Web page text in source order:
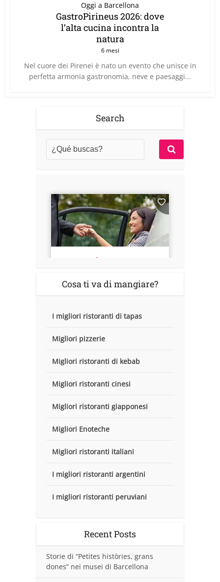
Oggi a Barcellona
GastroPirineus 2026: dove
l’alta cucina incontra la
natura
6 mesi
Nel cuore dei Pirenei è nato un evento che unisce in
perfetta armonia gastronomia, neve e paesaggi...
Search
Cosa ti va di mangiare?
I migliori ristoranti di tapas
Migliori pizzerie
Migliori ristoranti di kebab
Migliori ristoranti cinesi
Migliori ristoranti giapponesi
Migliori Enoteche
Migliori ristoranti italiani
I migliori ristoranti argentini
I migliori ristoranti peruviani
Recent Posts
Storie di “Petites històries, grans
dones” nei musei di Barcellona